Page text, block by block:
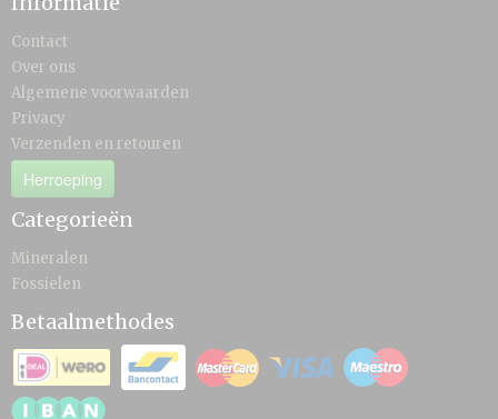
Contact
Over ons
Algemene voorwaarden
Privacy
Verzenden en retouren
Herroeping
Categorieën
Mineralen
Fossielen
Betaalmethodes